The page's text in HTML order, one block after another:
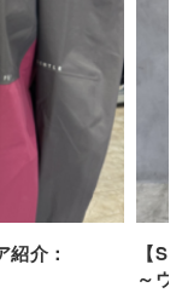
介：
【
～ウ